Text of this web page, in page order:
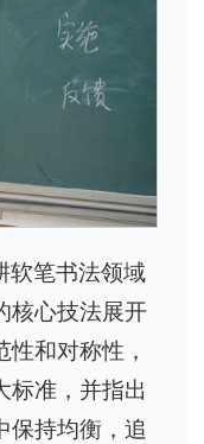
软笔书法领域
核心技法展开
和对称性，
标准，并指出
保持均衡，追